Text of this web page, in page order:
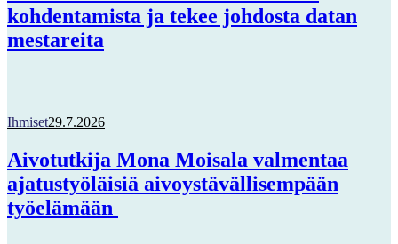
kohdentamista ja tekee johdosta datan
mestareita
Ihmiset29.7.2026
Aivotutkija Mona Moisala valmentaa
ajatustyöläisiä aivoystävällisempään
työelämään